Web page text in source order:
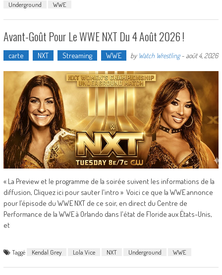
Underground
WWE
Avant-Goût Pour Le WWE NXT Du 4 Août 2026 !
carte NXT Streaming WWE by Watch Wrestling- août 4, 2026
« La Preview et le programme de la soirée suivent les informations de la
diffusion, Cliquez ici pour sauter l'intro » Voici ce que la WWE annonce
pour l’épisode du WWE NXT de ce soir, en direct du Centre de
Performance de la WWE à Orlando dans l'état de Floride aux États-Unis,
et
Taggé Kendal Grey Lola Vice NXT Underground WWE